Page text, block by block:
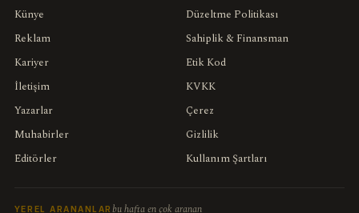
Künye
Reklam
Kariyer
İletişim
Yazarlar
Muhabirler
Editörler
Düzeltme Politikası
Sahiplik & Finansman
Etik Kod
KVKK
Çerez
Gizlilik
Kullanım Şartları
YEREL ARANANLARbu hafta en çok aranan